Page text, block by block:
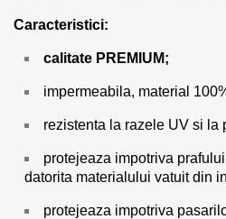
Caracteristici:
calitate PREMIUM;
impermeabila, material
rezistenta la razele UV si la
protejeaza impotriva
datorita materialului vatuit din
protejeaza impotriva